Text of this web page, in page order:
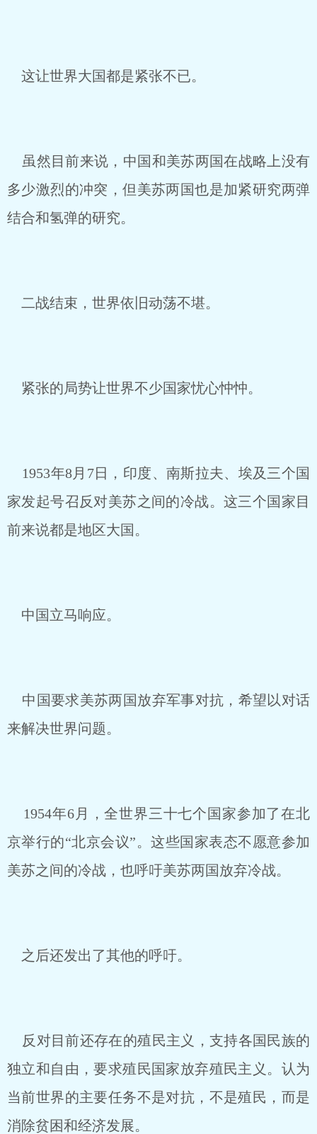
这让世界大国都是紧张不已。
虽然目前来说，中国和美苏两国在战略上没有
多少激烈的冲突，但美苏两国也是加紧研究两弹
结合和氢弹的研究。
二战结束，世界依旧动荡不堪。
紧张的局势让世界不少国家忧心忡忡。
1953年8月7日，印度、南斯拉夫、埃及三个国
家发起号召反对美苏之间的冷战。这三个国家目
前来说都是地区大国。
中国立马响应。
中国要求美苏两国放弃军事对抗，希望以对话
来解决世界问题。
1954年6月，全世界三十七个国家参加了在北
京举行的“北京会议”。这些国家表态不愿意参加
美苏之间的冷战，也呼吁美苏两国放弃冷战。
之后还发出了其他的呼吁。
反对目前还存在的殖民主义，支持各国民族的
独立和自由，要求殖民国家放弃殖民主义。认为
当前世界的主要任务不是对抗，不是殖民，而是
消除贫困和经济发展。